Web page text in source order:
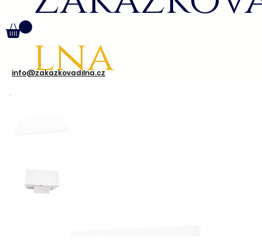
info@zakazkovadilna.cz
lna